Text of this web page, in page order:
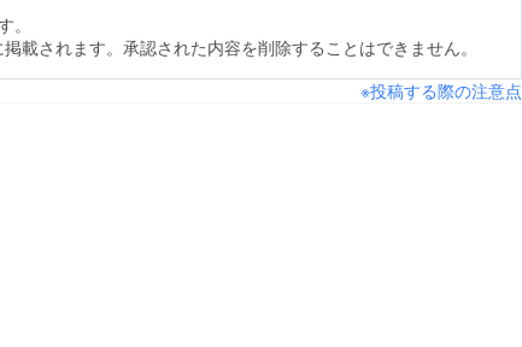
。
載されます。承認された内容を削除することはできません。
※投稿する際の注意点